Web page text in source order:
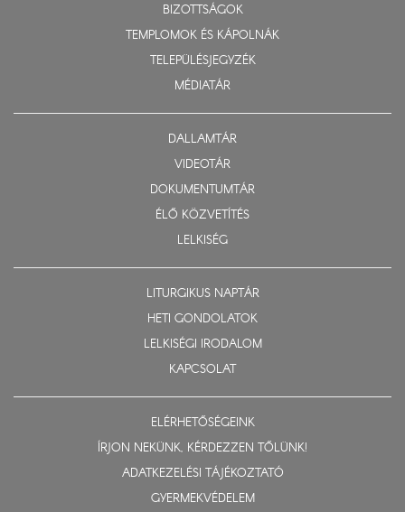
BIZOTTSÁGOK
TEMPLOMOK ÉS KÁPOLNÁK
TELEPÜLÉSJEGYZÉK
MÉDIATÁR
DALLAMTÁR
VIDEOTÁR
DOKUMENTUMTÁR
ÉLŐ KÖZVETÍTÉS
LELKISÉG
LITURGIKUS NAPTÁR
HETI GONDOLATOK
LELKISÉGI IRODALOM
KAPCSOLAT
ELÉRHETŐSÉGEINK
ÍRJON NEKÜNK, KÉRDEZZEN TŐLÜNK!
ADATKEZELÉSI TÁJÉKOZTATÓ
GYERMEKVÉDELEM